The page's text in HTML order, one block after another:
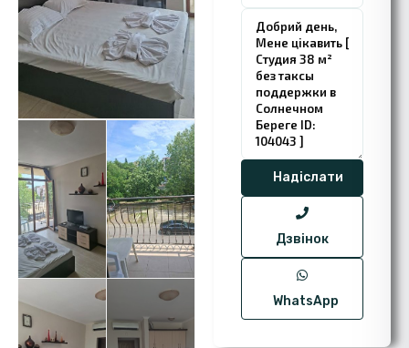
Дзвінок
WhatsApp